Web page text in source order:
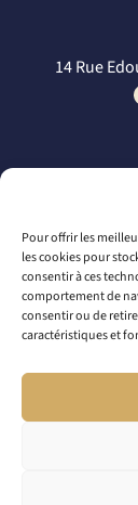
Pour offrir les
les cookies pour
consentir à ces
comportement de
consentir ou de
caractéristiques et
14 Rue